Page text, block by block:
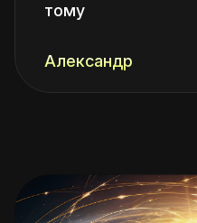
тому
Александр